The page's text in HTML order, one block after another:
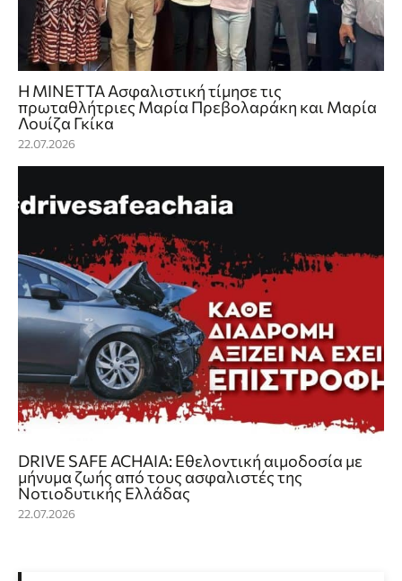
Η ΜΙΝΕΤΤΑ Ασφαλιστική τίμησε τις
πρωταθλήτριες Μαρία Πρεβολαράκη και Μαρία
Λουίζα Γκίκα
22.07.2026
DRIVE SAFE ACHAIA: Εθελοντική αιμοδοσία με
μήνυμα ζωής από τους ασφαλιστές της
Νοτιοδυτικής Ελλάδας
22.07.2026